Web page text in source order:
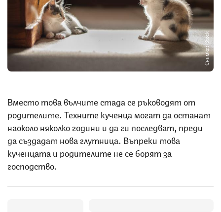
Снимка: iStock
Вместо това вълчите стада се ръководят от
родителите. Техните кученца могат да останат
наоколо няколко години и да ги последват, преди
да създадат нова глутница. Въпреки това
кученцата и родителите не се борят за
господство.